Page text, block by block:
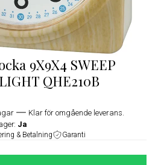
9X9X4 SWEEP
QHE210B
Klar för omgående leverans.
Ja
& Betalning Garanti